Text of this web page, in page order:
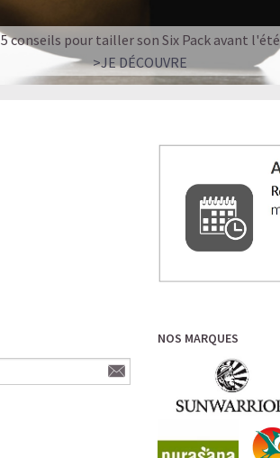
5 conseils pour tailler son Six Pack avant l'été
>JE DÉCOUVRE
NOS MARQUES